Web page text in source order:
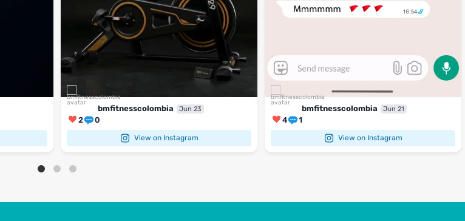
bmfitnesscolombia Jun 23
2 0
View on Instagram
bmfitnesscolombia Jun 21
4 1
View on Instagram